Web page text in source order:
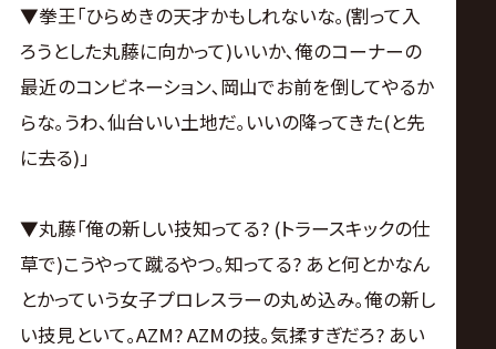
▼拳王｢ひらめきの天才かもしれないな｡(割って入
ろうとした丸藤に向かって)いいか､俺のコーナーの
最近のコンビネーション､岡山でお前を倒してやるか
らな｡うわ､仙台いい土地だ｡いいの降ってきた(と先
に去る)｣
▼丸藤｢俺の新しい技知ってる? (トラースキックの仕
草で)こうやって蹴るやつ｡知ってる? あと何とかなん
とかっていう女子プロレスラーの丸め込み｡俺の新し
い技見といて｡AZM? AZMの技｡気揉すぎだろ? あい